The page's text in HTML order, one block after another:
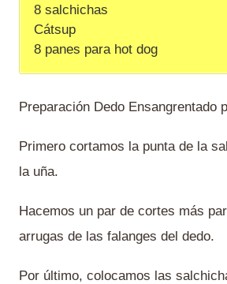
8 salchichas
Cátsup
8 panes para hot dog
Preparación Dedo Ensangrentado
Primero cortamos la punta de la
la uña.
Hacemos un par de cortes más
arrugas de las falanges del dedo.
Por último, colocamos las